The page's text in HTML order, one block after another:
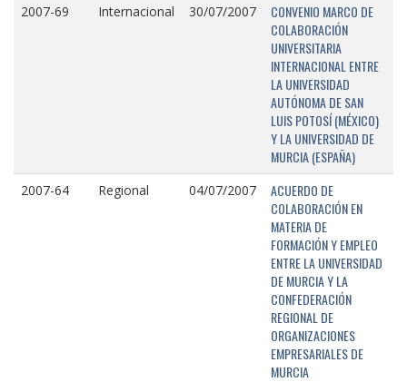
2007-69 Internacional 30/07/2007
CONVENIO MARCO DE
COLABORACIÓN
UNIVERSITARIA
INTERNACIONAL ENTRE
LA UNIVERSIDAD
AUTÓNOMA DE SAN
LUIS POTOSÍ (MÉXICO)
Y LA UNIVERSIDAD DE
MURCIA (ESPAÑA)
2007-64 Regional 04/07/2007
ACUERDO DE
COLABORACIÓN EN
MATERIA DE
FORMACIÓN Y EMPLEO
ENTRE LA UNIVERSIDAD
DE MURCIA Y LA
CONFEDERACIÓN
REGIONAL DE
ORGANIZACIONES
EMPRESARIALES DE
MURCIA